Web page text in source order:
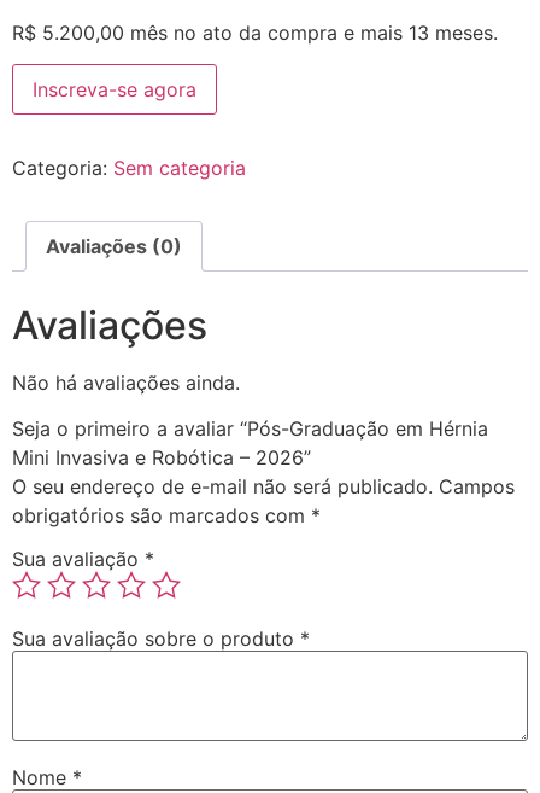
R$ 5.200,00 mês no ato da compra e mais 13 meses.
Inscreva-se agora
Categoria: Sem categoria
Avaliações (0)
Avaliações
Não há avaliações ainda.
Seja o primeiro a avaliar “Pós-Graduação em Hérnia
Mini Invasiva e Robótica – 2026”
O seu endereço de e-mail não será publicado. Campos
obrigatórios são marcados com *
Sua avaliação *
Sua avaliação sobre o produto *
Nome *